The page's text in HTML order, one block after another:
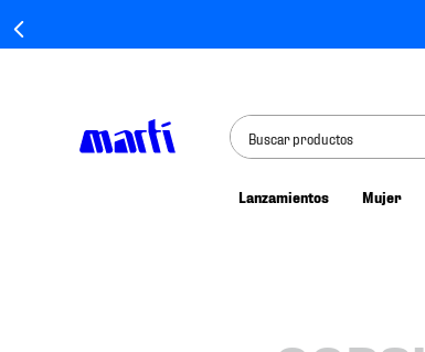
Buscar productos
Lanzamientos Mujer